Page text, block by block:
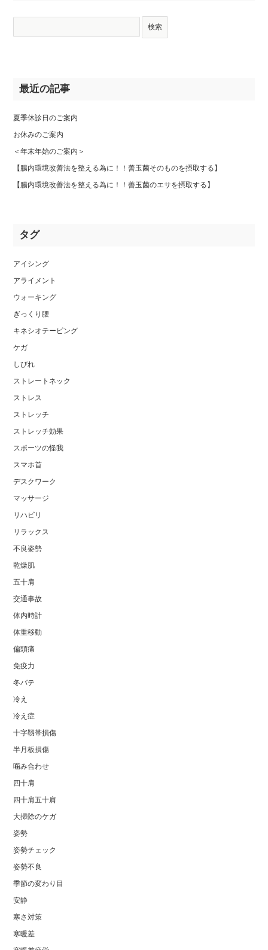
最近の記事
夏季休診日のご案内
お休みのご案内
＜年末年始のご案内＞
【腸内環境改善法を整える為に！！善玉菌そのものを摂取する】
【腸内環境改善法を整える為に！！善玉菌のエサを摂取する】
タグ
アイシング
アライメント
ウォーキング
ぎっくり腰
キネシオテーピング
ケガ
しびれ
ストレートネック
ストレス
ストレッチ
ストレッチ効果
スポーツの怪我
スマホ首
デスクワーク
マッサージ
リハビリ
リラックス
不良姿勢
乾燥肌
五十肩
交通事故
体内時計
体重移動
偏頭痛
免疫力
冬バテ
冷え
冷え症
十字靱帯損傷
半月板損傷
噛み合わせ
四十肩
四十肩五十肩
大掃除のケガ
姿勢
姿勢チェック
姿勢不良
季節の変わり目
安静
寒さ対策
寒暖差